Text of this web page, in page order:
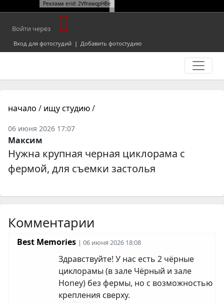
Реклама erid: 2VfnxwqpHBe
Войти через
Вход для фотостудий | Добавить фотостудию
начало / ищу студию/
06 июня 2026 17:07
Максим
Нужна крупная черная циклорама с
фермой, для съемки застолья
Комментарии
Best Memories | 06 июня 2026 18:08
Здравствуйте! У нас есть 2 чёрные
циклорамы (в зале Чёрный и зале
Honey) без фермы, но с возможностью
крепления сверху.